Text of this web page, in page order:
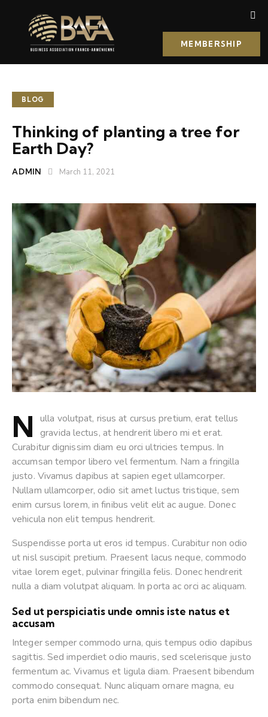
MEMBERSHIP
BLOG
Thinking of planting a tree for
Earth Day?
ADMIN March 11, 2021
N ulla volutpat, risus at cursus pretium, erat tellus
gravida lectus, at hendrerit libero mi et erat.
Curabitur dignissim diam eu orci ultricies tempus. In
accumsan tempor libero vel fermentum. Nam a fringilla
justo. Vivamus dapibus at sapien eget ullamcorper.
Nullam ullamcorper, odio sit amet luctus tristique, sem
enim cursus lorem, in finibus velit elit ac augue. Donec
vehicula non elit tempus hendrerit.
Suspendisse porta ut eros id tempus. Curabitur non odio
ut nisl suscipit pretium. Praesent lacus neque, commodo
vitae lorem eget, pulvinar fringilla felis. Donec hendrerit
nulla a diam volutpat aliquam. In porta ac orci ac aliquam.
Sed ut perspiciatis unde omnis iste natus et
accusam
Integer semper commodo urna, quis tempus odio dapibus
sagittis. Sed imperdiet odio mauris, sed scelerisque justo
fermentum ac. Vivamus et ligula diam. Praesent bibendum
commodo consequat. Nunc aliquam ornare magna, eu
porta enim bibendum nec.